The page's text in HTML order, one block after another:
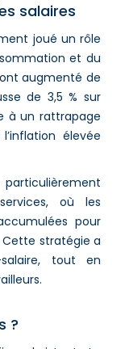
salaires
joué un rôle
et du
ont augmenté de
de 3,5 % sur
à un rattrapage
élevée
où les
pour
stratégie a
tout en
?